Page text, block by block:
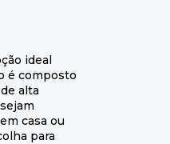
ideal
é composto
alta
casa ou
para